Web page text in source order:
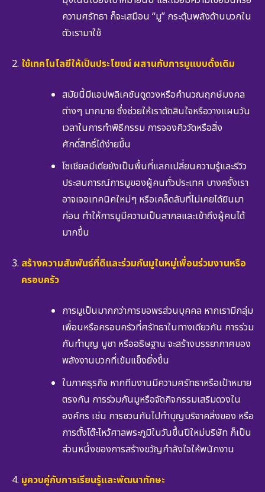
ความศรัทธา ก็จะเสมือน “มู” กระตุ้นพลังด้านบวกใน
ตัวเรามาใช้
ใช้เทคโนโลยีให้เป็นประโยชน์ ผสานกับการมูแบบดั้งเดิม
สมัยนี้มีแอปพลิเคชันดูดวงหรือคำนวณฤกษ์มงคล
ต่างๆ มากมาย ซึ่งช่วยให้เราตัดสินใจหรือวางแผนวัน
เวลาในการทำพิธีกรรม การจองคิววัดหรือสิ่ง
ศักดิ์สิทธิ์ได้ง่ายขึ้น
โซเชียลมีเดียยังเป็นพื้นที่แลกเปลี่ยนความรู้และรีวิว
ประสบการณ์การมูของผู้คนทั่วประเทศ บางครั้งเรา
อาจเจอเทคนิคใหม่ๆ หรือเคล็ดลับที่ไม่เคยได้ยินมา
ก่อน ทำให้การมูมีความเป็นสากลและเข้าถึงผู้คนได้
มากขึ้น
สร้างความสัมพันธ์ที่ดีและร่วมกันมูในหมู่เพื่อนร่วมงานหรือ
ครอบครัว
การมูเป็นมากกว่าการขอพรส่วนบุคคล หากเรามีกลุ่ม
เพื่อนหรือครอบครัวที่ศรัทธาในทางเดียวกัน การร่วม
กันทำบุญ บูชา หรืออธิษฐาน จะสร้างบรรยากาศของ
พลังงานบวกที่เข้มแข็งยิ่งขึ้น
ในภาคธุรกิจ หากทีมงานมีความศรัทธาหรือเป้าหมาย
ตรงกัน การร่วมกันมูหรือจัดกิจกรรมเสริมดวงใน
องค์กร เช่น การชวนกันไปทำบุญบริจาคสิ่งของ หรือ
การตั้งโต๊ะไหว้ศาลพระภูมิในวันขึ้นปีใหม่บริษัท ก็เป็น
ส่วนหนึ่งของการสร้างขวัญกำลังใจให้พนักงาน
มูควบคู่กับการเรียนรู้และพัฒนาทักษะ